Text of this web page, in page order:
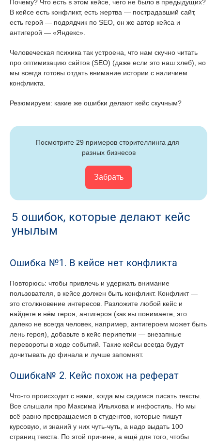
Почему? Что есть в этом кейсе, чего не было в предыдущих?
В кейсе есть конфликт, есть жертва — пострадавший сайт,
есть герой — подрядчик по SEO, он же автор кейса и
антигерой — «Яндекс».
Человеческая психика так устроена, что нам скучно читать
про оптимизацию сайтов (SEO) (даже если это наш хлеб), но
мы всегда готовы отдать внимание истории с наличием
конфликта.
Резюмируем: какие же ошибки делают кейс скучным?
Посмотрите 29 примеров сторителлинга для
разных бизнесов
Забрать
5 ошибок, которые делают кейс
унылым
Ошибка №1. В кейсе нет конфликта
Повторюсь: чтобы привлечь и удержать внимание
пользователя, в кейсе должен быть конфликт. Конфликт —
это столкновение интересов. Разложите любой кейс и
найдете в нём героя, антигероя (как вы понимаете, это
далеко не всегда человек, например, антигероем может быть
лень героя), добавьте в кейс перипетии — внезапные
перевороты в ходе событий. Такие кейсы всегда будут
дочитывать до финала и лучше запомнят.
Ошибка№ 2. Кейс похож на реферат
Что-то происходит с нами, когда мы садимся писать тексты.
Все слышали про Максима Ильяхова и инфостиль. Но мы
всё равно превращаемся в студентов, которые пишут
курсовую, и знаний у них чуть-чуть, а надо выдать 100
страниц текста. По этой причине, а ещё для того, чтобы